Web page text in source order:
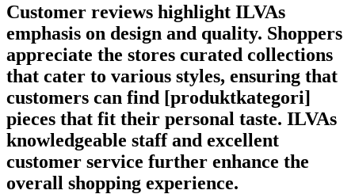
Customer reviews highlight ILVAs
emphasis on design and quality. Shoppers
appreciate the stores curated collections
that cater to various styles, ensuring that
customers can find [produktkategori]
pieces that fit their personal taste. ILVAs
knowledgeable staff and excellent
customer service further enhance the
overall shopping experience.